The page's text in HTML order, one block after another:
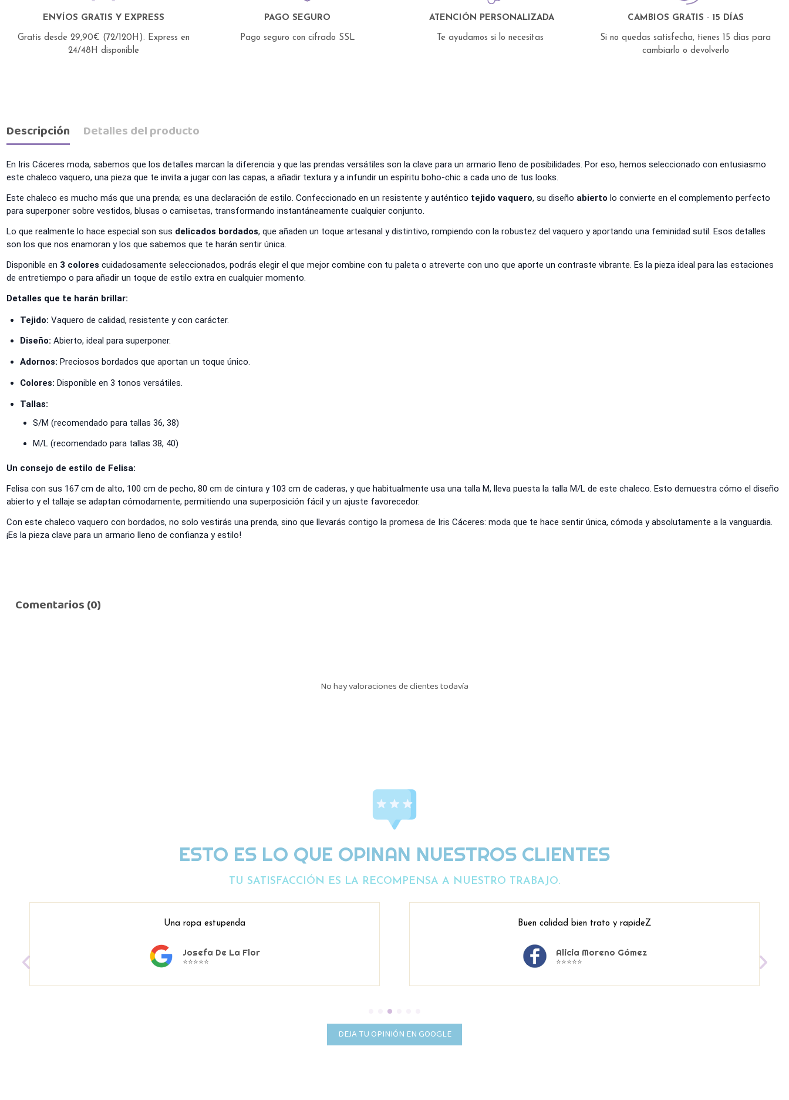
ENVÍOS GRATIS Y EXPRESS
Gratis desde 29,90€ (72/120H). Express en
24/48H disponible
PAGO SEGURO
Pago seguro con cifrado SSL
ATENCIÓN PERSONALIZADA
Te ayudamos si lo necesitas
CAMBIOS GRATIS · 15 DÍAS
Si no quedas satisfecha, tienes 15 días para
cambiarlo o devolverlo
Descripción Detalles del producto
En Iris Cáceres moda, sabemos que los detalles marcan la diferencia y que las prendas versátiles son la clave para un armario lleno de posibilidades. Por eso, hemos seleccionado con entusiasmo
este chaleco vaquero, una pieza que te invita a jugar con las capas, a añadir textura y a infundir un espíritu boho-chic a cada uno de tus looks.
Este chaleco es mucho más que una prenda; es una declaración de estilo. Confeccionado en un resistente y auténtico tejido vaquero, su diseño abierto lo convierte en el complemento perfecto
para superponer sobre vestidos, blusas o camisetas, transformando instantáneamente cualquier conjunto.
Lo que realmente lo hace especial son sus delicados bordados, que añaden un toque artesanal y distintivo, rompiendo con la robustez del vaquero y aportando una feminidad sutil. Esos detalles
son los que nos enamoran y los que sabemos que te harán sentir única.
Disponible en 3 colores cuidadosamente seleccionados, podrás elegir el que mejor combine con tu paleta o atreverte con uno que aporte un contraste vibrante. Es la pieza ideal para las estaciones
de entretiempo o para añadir un toque de estilo extra en cualquier momento.
Detalles que te harán brillar:
Tejido: Vaquero de calidad, resistente y con carácter.
Diseño: Abierto, ideal para superponer.
Adornos: Preciosos bordados que aportan un toque único.
Colores: Disponible en 3 tonos versátiles.
Tallas:
S/M (recomendado para tallas 36, 38)
M/L (recomendado para tallas 38, 40)
Un consejo de estilo de Felisa:
Felisa con sus 167 cm de alto, 100 cm de pecho, 80 cm de cintura y 103 cm de caderas, y que habitualmente usa una talla M, lleva puesta la talla M/L de este chaleco. Esto demuestra cómo el diseño
abierto y el tallaje se adaptan cómodamente, permitiendo una superposición fácil y un ajuste favorecedor.
Con este chaleco vaquero con bordados, no solo vestirás una prenda, sino que llevarás contigo la promesa de Iris Cáceres: moda que te hace sentir única, cómoda y absolutamente a la vanguardia.
¡Es la pieza clave para un armario lleno de confianza y estilo!
Comentarios (0)
No hay valoraciones de clientes todavía
ESTO ES LO QUE OPINAN NUESTROS CLIENTES
TU SATISFACCIÓN ES LA RECOMPENSA A NUESTRO TRABAJO.
Una ropa estupenda
Josefa De La Flor
⭐⭐⭐⭐⭐
Buen calidad bien trato y rapideZ
Alicia Moreno Gómez
⭐⭐⭐⭐⭐
DEJA TU OPINIÓN EN GOOGLE